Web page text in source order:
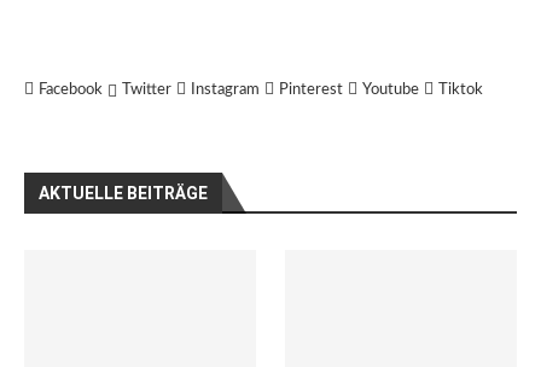
Facebook Twitter Instagram Pinterest Youtube Tiktok
AKTUELLE BEITRÄGE